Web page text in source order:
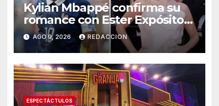
Kylian Mbappé confirma su
romance con Ester Expósito
al publicar su primera
fotografía juntos
AGO 9, 2026 REDACCION
ESPECTÁCTULOS